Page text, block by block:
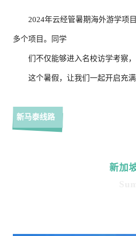
2024年云经管暑期海外游学项
多个项目。同学
们不仅能够进入名校访学考察
这个暑假，让我们一起开启充
新马泰线路
新加